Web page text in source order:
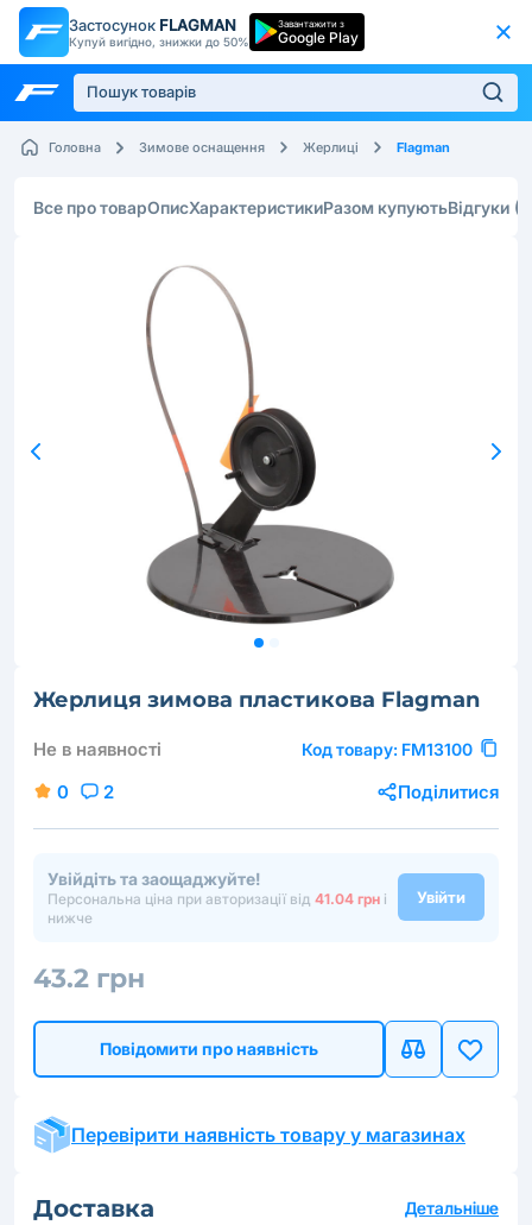
Застосунок FLAGMAN
Купуй вигідно, знижки до 50%
Завантажити з
Google Play
Головна Зимове оснащення Жерлиці Flagman
Все про товарОписХарактеристикиРазом купуютьВідгуки
Жерлиця зимова пластикова Flagman
Не в наявності Код товару: FM13100
0 2 Поділитися
Увійдіть та заощаджуйте!
Персональна ціна при авторизації від 41.04 грн і
нижче
Увійти
43.2 грн
Повідомити про наявність
Перевірити наявність товару у магазинах
Доставка Детальніше